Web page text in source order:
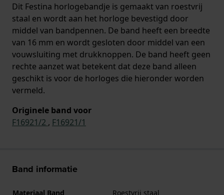
Dit Festina horlogebandje is gemaakt van roestvrij
staal en wordt aan het horloge bevestigd door
middel van bandpennen. De band heeft een breedte
van 16 mm en wordt gesloten door middel van een
vouwsluiting met drukknoppen. De band heeft geen
rechte aanzet wat betekent dat deze band alleen
geschikt is voor de horloges die hieronder worden
vermeld.
Originele band voor
F16921/2 , F16921/1
Band informatie
Materiaal Band Roestvrij staal